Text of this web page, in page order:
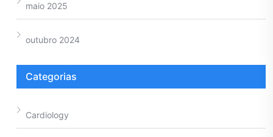
maio 2025
outubro 2024
Categorias
Cardiology